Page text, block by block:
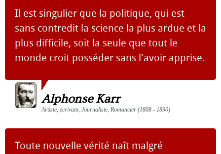
Il est singulier que la politique, qui est
sans contredit la science la plus ardue et la
plus difficile, soit la seule que tout le
monde croit posséder sans l'avoir apprise.
Alphonse Karr
Artiste, écrivain, Journaliste, Romancier (1808 - 1890)
Toute nouvelle vérité naît malgré